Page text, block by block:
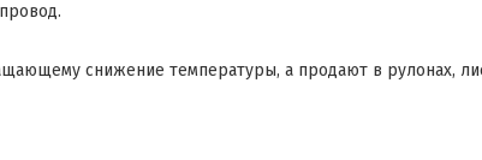
снижение температуры, а продают в рулонах,